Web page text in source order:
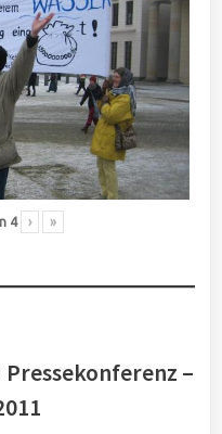
4 › »
–